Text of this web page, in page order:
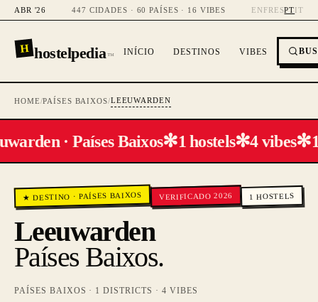
ABR '26 447 CIDADES · 60 PAÍSES · 16 VIBES EN FR ESPTIT
H hostelpedia™ INÍCIO DESTINOS VIBES
HOME/PAÍSES BAIXOS/LEEUWARDEN
· Países Baixos✻1 hostels✻4 vibes✻
★ DESTINO ·PAÍSES BAIXOS VERIFICADO 2026 1 HOSTELS
Leeuwarden
Países Baixos.
PAÍSES BAIXOS · 1 DISTRICTS · 4 VIBES